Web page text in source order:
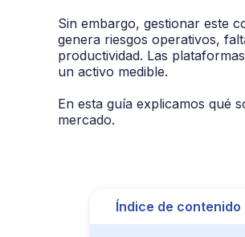
Sin embargo, gestionar este
genera riesgos operativos,
productividad. Las
un activo medible.
En esta guía explicamos qué
mercado.
Índice de contenido